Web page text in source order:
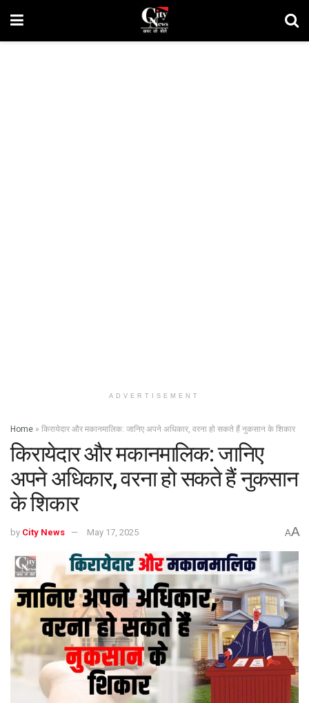
ADVERTISEMENT
Home » किरायेदार और मकानमालिक: जानिए अपने अधिकार, वरना हो सकते हैं नुकसान के शिकार
किरायेदार और मकानमालिक: जानिए
अपने अधिकार, वरना हो सकते हैं नुकसान
के शिकार
by City News May 17, 2025 AA